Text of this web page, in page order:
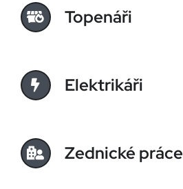
Topenáři
Elektrikáři
Zednické práce